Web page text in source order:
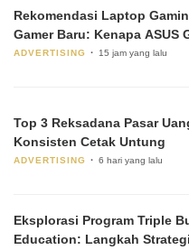
Rekomendasi Laptop
Gamer Baru: Kenapa ASUS
ADVERTISING 15 jam yang lalu
Top 3 Reksadana Pasar
Konsisten Cetak Untung
ADVERTISING 6 hari yang lalu
Eksplorasi Program Triple
Education: Langkah